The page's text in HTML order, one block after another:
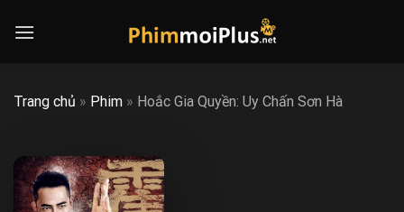
Trang chủ » Phim » Hoắc Gia Quyền: Uy Chấn Sơn Hà